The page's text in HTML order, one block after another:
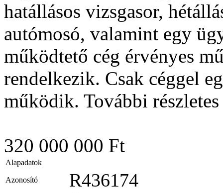
hatállásos vizsgasor,
autómosó, valamint egy
működtető cég érvényes
rendelkezik. Csak céggel
működik. További
320 000 000 Ft
Alapadatok
Azonosító R436174